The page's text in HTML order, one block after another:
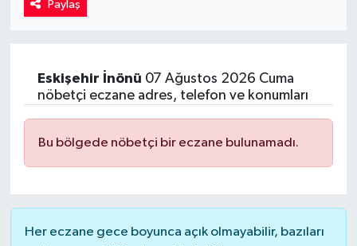
Paylaş
Eskişehir İnönü 07 Ağustos 2026 Cuma
nöbetçi eczane adres, telefon ve konumları
Bu bölgede nöbetçi bir eczane bulunamadı.
Her eczane gece boyunca açık olmayabilir, bazıları
Yaşam